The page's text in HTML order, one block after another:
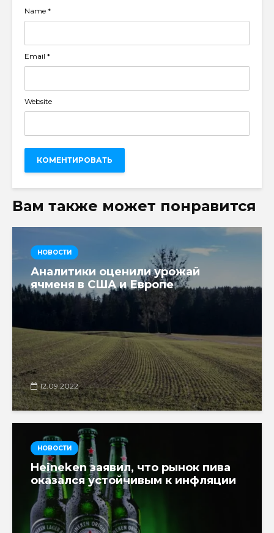
Name *
Email *
Website
Вам также может понравится
НОВОСТИ
Аналитики оценили урожай
ячменя в США и Европе
12.09.2022
НОВОСТИ
Heineken заявил, что рынок пива
оказался устойчивым к инфляции